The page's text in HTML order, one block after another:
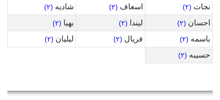
نجات (٢) اسعاف (٢) شاديه (٢)
احسان (٢) ليندا (٢) بهيا (٢)
باسمه (٢) فريال (٢) ليليان (٢)
حسيبه (٢)